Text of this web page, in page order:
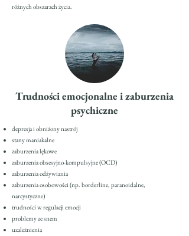
różnych obszarach życia.
Trudności emocjonalne i zaburzenia
psychiczne
depresja i obniżony nastrój
stany maniakalne
zaburzenia lękowe
zaburzenia obsesyjno-kompulsyjne (OCD)
zaburzenia odżywiania
zaburzenia osobowości (np. borderline, paranoidalne,
narcystyczne)
trudności w regulacji emocji
problemy ze snem
uzależnienia